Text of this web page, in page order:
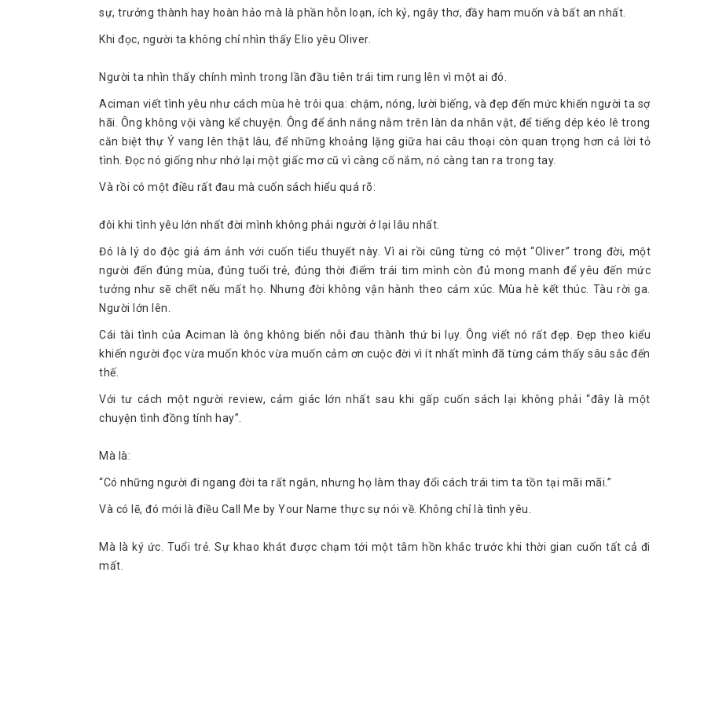
trong con người cậu, cậu biết rõ mình muốn điều gì nhất!
gái đang yêu mà chưa biết phải bộc bạch, thổ lộ với chàng trai như thế nào nên cô gái ấy cứ giữ trong lòng mỗi ngày để
thương cứ lớn dần trong Elio, cậu lúng túng, cậu ngượng ngùng, cậu bối rồi và cậu không biết phải làm thế nào để che
Tôi chưa từng biết rằng cái làm tôi phát hoảng cực độ lúc anh chạm chính là cái khiến các cô gái trinh giật mình khi
được chạm vào lần đầu bởi người mà họ muốn: anh ta đánh thức những giây thần kinh mà họ chưa từng biết là có
tồn tại, và như vậy tạo ra những khoái lạc phiền phức hơn nhiều so với cảm giác họ tự chạm mình
Có lẽ cũng vì những lý do tương tự mỗi lần anh nhìn tôi thì tôi lại nhìn đi chỗ khác: để giấu đi cái nhút nhát bị căng
tức của tôi
đúng trong trường hợp của Elio. Khi những ngượng ngùng ban đầu, những trốn tránh, phủ nhận tình cảm cũng như con
đã quá bất công khi 2 kẻ đó đã bắt sóng nhau quá kém, để rồi 4 tháng trôi qua vô ích mà hai tâm hồn thì vẫn cứ xa cách
nghìn trùng.
Phải đi sao? Đây là câu gần nhất tới ý tôi muốn nói, Ở lại đi. Ở lại đây với tôi. Tôi sẽ không gây động, sẽ không kể với
ai
Anh không bắt được tín hiệu nào cả sao
Elio là vậy, còn tình cảm của Oliver thì sao? Anh có tình cảm gì đặc biệt với cậu nhóc 17 tuổi kia không? Anh chàng
Oliver 24 tuổi, “đẹp như movie star” (ngôi sao điện ảnh) với đôi mắt xanh hút hồn, mái tóc vàng bồng bềnh đầy tự tin và
kiêu hãnh, anh là niềm mơ ước của bao nhiêu cô gái khi gặp mặt, luôn để lại ấn tượng về sự chắc chắn với người đối
diện và với Elio cũng không ngoại lệ. Anh chàng đã say Oliver ngay từ cái nhìn đầu tiên:
thấy da. Đột nhiên anh bắt tay tôi, dúi vào tôi cái ba lô, lấy va li ra khỏi cốp xe, hỏi bố tôi có nhà không.
Cái áo, tay áo xắn lên, đôi gót chân tròn của anh thò ra thụt vào đôi giày vải bạt đã sờn, háo hức muốn đi thử vào lối
sỏi dẫn vào nhà chúng tôi, vừa bước đi đã vội hỏi đường nào ra bãi biển?
Khác với Elio trẻ tuổi bồng bột, luôn bộc lộ những khát khao thầm kín ra ngoài thì Oliver lại trầm tĩnh, thông minh sắc
sự, trưởng thành hay hoàn hảo mà là phần hỗn loạn, ích kỷ, ngây thơ, đầy ham muốn và bất an nhất.
Khi đọc, người ta không chỉ nhìn thấy Elio yêu Oliver.
Người ta nhìn thấy chính mình trong lần đầu tiên trái tim rung lên vì một ai đó.
Aciman viết tình yêu như cách mùa hè trôi qua: chậm, nóng, lười biếng, và đẹp đến mức khiến người ta sợ
hãi. Ông không vội vàng kể chuyện. Ông để ánh nắng nằm trên làn da nhân vật, để tiếng dép kéo lê trong
căn biệt thự Ý vang lên thật lâu, để những khoảng lặng giữa hai câu thoại còn quan trọng hơn cả lời tỏ
tình. Đọc nó giống như nhớ lại một giấc mơ cũ vì càng cố nắm, nó càng tan ra trong tay.
Và rồi có một điều rất đau mà cuốn sách hiểu quá rõ:
đôi khi tình yêu lớn nhất đời mình không phải người ở lại lâu nhất.
Đó là lý do độc giả ám ảnh với cuốn tiểu thuyết này. Vì ai rồi cũng từng có một “Oliver” trong đời, một
người đến đúng mùa, đúng tuổi trẻ, đúng thời điểm trái tim mình còn đủ mong manh để yêu đến mức
tưởng như sẽ chết nếu mất họ. Nhưng đời không vận hành theo cảm xúc. Mùa hè kết thúc. Tàu rời ga.
Người lớn lên.
Cái tài tình của Aciman là ông không biến nỗi đau thành thứ bi lụy. Ông viết nó rất đẹp. Đẹp theo kiểu
khiến người đọc vừa muốn khóc vừa muốn cảm ơn cuộc đời vì ít nhất mình đã từng cảm thấy sâu sắc đến
thế.
Với tư cách một người review, cảm giác lớn nhất sau khi gấp cuốn sách lại không phải “đây là một
chuyện tình đồng tính hay”.
Mà là:
“Có những người đi ngang đời ta rất ngắn, nhưng họ làm thay đổi cách trái tim ta tồn tại mãi mãi.”
Và có lẽ, đó mới là điều Call Me by Your Name thực sự nói về. Không chỉ là tình yêu.
Mà là ký ức. Tuổi trẻ. Sự khao khát được chạm tới một tâm hồn khác trước khi thời gian cuốn tất cả đi
mất.